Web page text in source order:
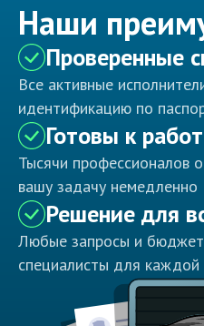
Наши
Проверенные
Все активные
идентификацию по
Готовы к
Тысячи профессионалов
вашу задачу немедленно
Решение для
Любые запросы и
специалисты для каждой